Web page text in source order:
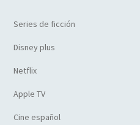
Series de ficción
Disney plus
Netflix
Apple TV
Cine español